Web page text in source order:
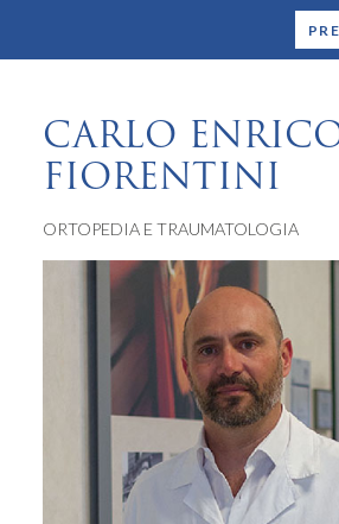
MONTALLEGRO
CARLO
FIORENTINI
ORTOPEDIA E TRAUMATOLOGIA